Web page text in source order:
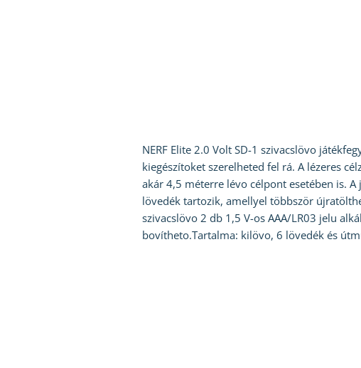
NERF Elite 2.0 Volt SD-1 szivacslövo
kiegészítoket szerelheted fel rá. A lézeres
akár 4,5 méterre lévo célpont esetében is.
lövedék tartozik, amellyel többször
szivacslövo 2 db 1,5 V-os AAA/LR03 jelu
bovítheto.Tartalma: kilövo, 6 lövedék és